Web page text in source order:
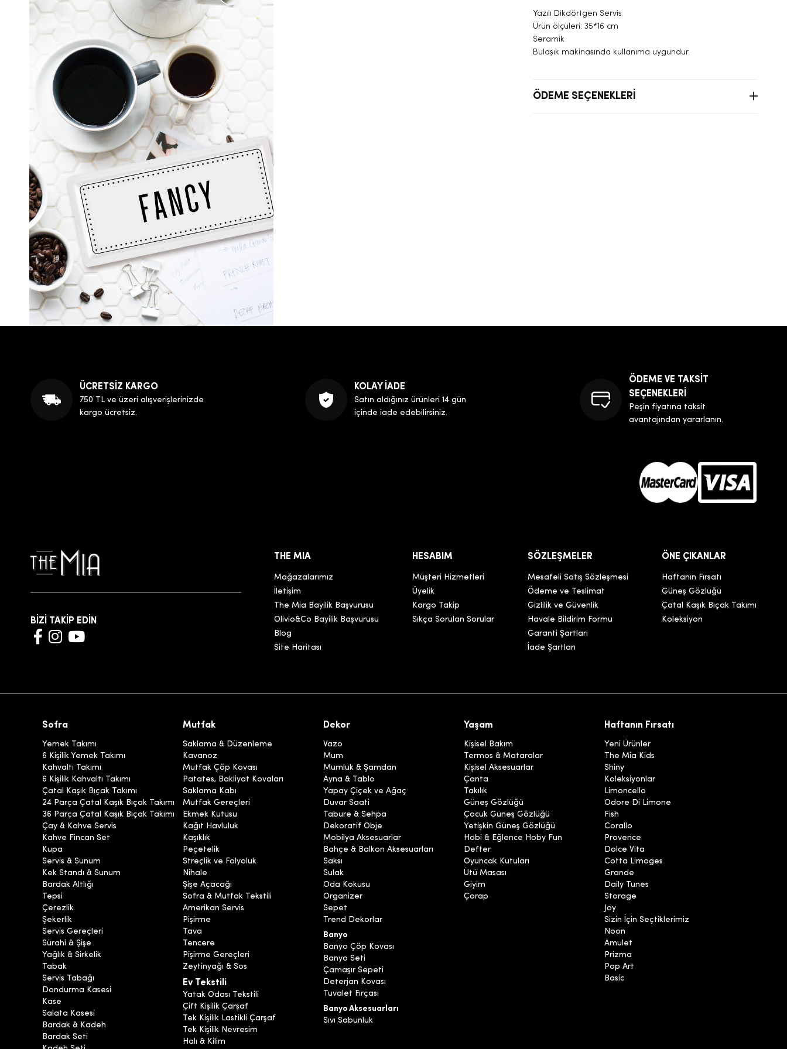
Yazılı Dikdörtgen Servis
Ürün ölçüleri: 35*16 cm
Seramik
Bulaşık makinasında kullanıma uygundur.
ÖDEME SEÇENEKLERI
ÜCRETSİZ KARGO
750 TL ve üzeri alışverişlerinizde
kargo ücretsiz.
KOLAY İADE
Satın aldığınız ürünleri 14 gün
içinde iade edebilirsiniz.
ÖDEME VE TAKSİT
SEÇENEKLERİ
Peşin fiyatına taksit
avantajından yararlanın.
BİZİ TAKİP EDİN
THE MIA
Mağazalarımız
İletişim
The Mia Bayilik Başvurusu
Olivio&Co Bayilik Başvurusu
Blog
Site Haritası
HESABIM
Müşteri Hizmetleri
Üyelik
Kargo Takip
Sıkça Sorulan Sorular
SÖZLEŞMELER
Mesafeli Satış Sözleşmesi
Ödeme ve Teslimat
Gizlilik ve Güvenlik
Havale Bildirim Formu
Garanti Şartları
İade Şartları
ÖNE ÇIKANLAR
Haftanın Fırsatı
Güneş Gözlüğü
Çatal Kaşık Bıçak Takımı
Koleksiyon
Sofra
Yemek Takımı
6 Kişilik Yemek Takımı
Kahvaltı Takımı
6 Kişilik Kahvaltı Takımı
Çatal Kaşık Bıçak Takımı
24 Parça Çatal Kaşık Bıçak Takımı
36 Parça Çatal Kaşık Bıçak Takımı
Çay & Kahve Servis
Kahve Fincan Set
Kupa
Servis & Sunum
Kek Standı & Sunum
Bardak Altlığı
Tepsi
Çerezlik
Şekerlik
Servis Gereçleri
Sürahi & Şişe
Yağlık & Sirkelik
Tabak
Servis Tabağı
Dondurma Kasesi
Kase
Salata Kasesi
Bardak & Kadeh
Bardak Seti
Mutfak
Saklama & Düzenleme
Kavanoz
Mutfak Çöp Kovası
Patates, Bakliyat Kovaları
Saklama Kabı
Mutfak Gereçleri
Ekmek Kutusu
Kağıt Havluluk
Kaşıklık
Peçetelik
Streçlik ve Folyoluk
Nihale
Şişe Açacağı
Sofra & Mutfak Tekstili
Amerikan Servis
Pişirme
Tava
Tencere
Pişirme Gereçleri
Zeytinyağı & Sos
Ev Tekstili
Yatak Odası Tekstili
Çift Kişilik Çarşaf
Tek Kişilik Lastikli Çarşaf
Tek Kişilik Nevresim
Halı & Kilim
Dekor
Vazo
Mum
Mumluk & Şamdan
Ayna & Tablo
Yapay Çiçek ve Ağaç
Duvar Saati
Tabure & Sehpa
Dekoratif Obje
Mobilya Aksesuarlar
Bahçe & Balkon Aksesuarları
Saksı
Sulak
Oda Kokusu
Organizer
Sepet
Trend Dekorlar
Banyo
Banyo Çöp Kovası
Banyo Seti
Çamaşır Sepeti
Deterjan Kovası
Tuvalet Fırçası
Banyo Aksesuarları
Sıvı Sabunluk
Yaşam
Kişisel Bakım
Termos & Mataralar
Kişisel Aksesuarlar
Çanta
Takılık
Güneş Gözlüğü
Çocuk Güneş Gözlüğü
Yetişkin Güneş Gözlüğü
Hobi & Eğlence Hoby Fun
Defter
Oyuncak Kutuları
Ütü Masası
Giyim
Çorap
Haftanın Fırsatı
Yeni Ürünler
The Mia Kids
Shiny
Koleksiyonlar
Limoncello
Odore Di Limone
Fish
Corallo
Provence
Dolce Vita
Cotta Limoges
Grande
Daily Tunes
Storage
Joy
Sizin İçin Seçtiklerimiz
Noon
Amulet
Prizma
Pop Art
Basic